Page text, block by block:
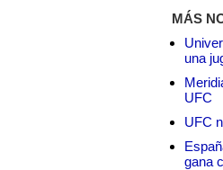
MÁS
una
UFC
UFC
gana